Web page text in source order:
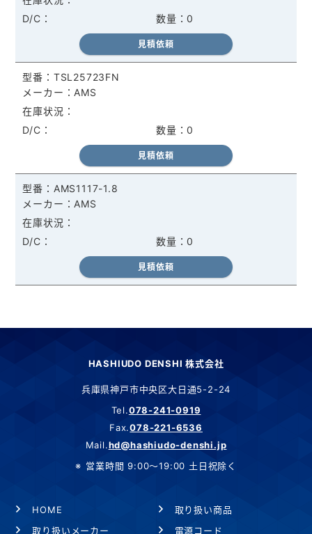
0
見積依頼
TSL25723FN
AMS
0
見積依頼
AMS1117-1.8
AMS
0
見積依頼
HASHIUDO DENSHI 株式会社
兵庫県神戸市中央区大日通5-2-24
Tel.078-241-0919
Fax.078-221-6536
Mail.hd@hashiudo-denshi.jp
営業時間 9:00～19:00 土日祝除く
HOME
取り扱い商品
取り扱いメーカー
電源コード